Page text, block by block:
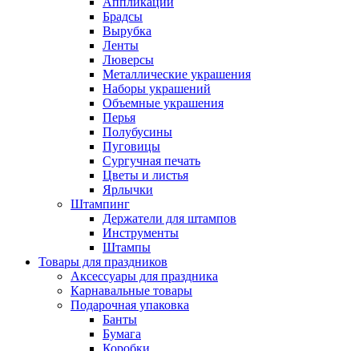
Брадсы
Вырубка
Ленты
Люверсы
Металлические украшения
Наборы украшений
Объемные украшения
Перья
Полубусины
Пуговицы
Сургучная печать
Цветы и листья
Ярлычки
Штампинг
Держатели для штампов
Инструменты
Штампы
Товары для праздников
Аксессуары для праздника
Карнавальные товары
Подарочная упаковка
Банты
Бумага
Коробки